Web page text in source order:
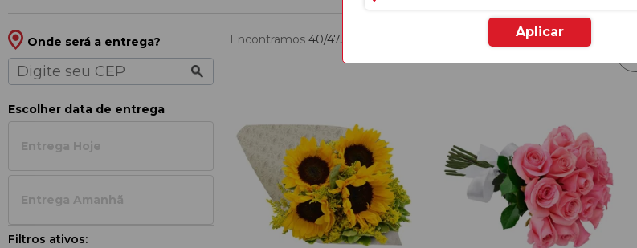
Aplicar
Onde será a entrega?
Escolher data de entrega
Entrega Hoje
Entrega Amanh
Filtros ativos:
Encontramos 40/473